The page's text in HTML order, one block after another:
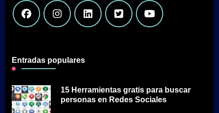
Entradas populares
15 Herramientas gratis para buscar
personas en Redes Sociales